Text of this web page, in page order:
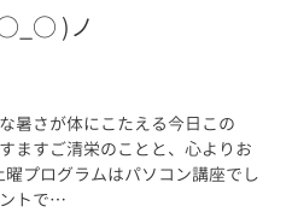
)ノ
暑さが体にこたえる今日この
ますご清栄のことと、心よりお
プログラムはパソコン講座でし
トで…